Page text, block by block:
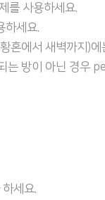
를 사용하세요.
하세요.
혼에서 새벽까지)
는 방이 아닌 경우
세요.